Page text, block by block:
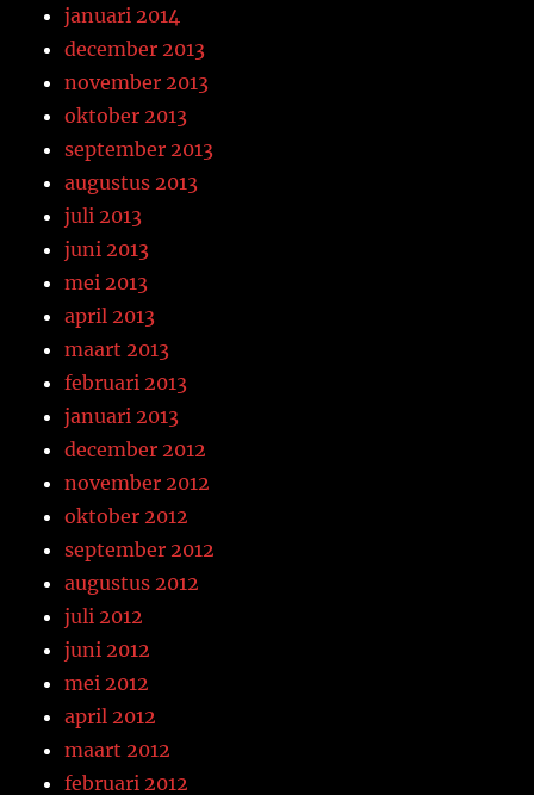
januari 2014
december 2013
november 2013
oktober 2013
september 2013
augustus 2013
juli 2013
juni 2013
mei 2013
april 2013
maart 2013
februari 2013
januari 2013
december 2012
november 2012
oktober 2012
september 2012
augustus 2012
juli 2012
juni 2012
mei 2012
april 2012
maart 2012
februari 2012